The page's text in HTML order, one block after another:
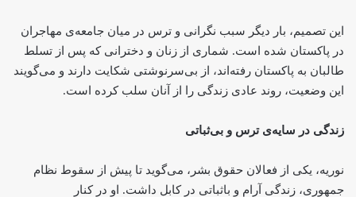
این تصمیم، بار دیگر سبب نگرانی و ترس در میان جامعه‌ی مهاجران
در پاکستان شده است. شماری از زنان و دخترانی که پس از تسلط
طالبان به پاکستان رفته‌اند، از بی‌سرنوشتی شکایت دارند و می‌گویند
این وضعیت، روند عادی زندگی را از آنان سلب کرده است.
زندگی در سایه‌ی ترس و بی‌ثباتی
نوریه، یکی از فعالان حقوق بشر، می‌گوید تا پیش از سقوط نظام
جمهوری، زندگی آرام و باثباتی در کابل داشت. او در کنار